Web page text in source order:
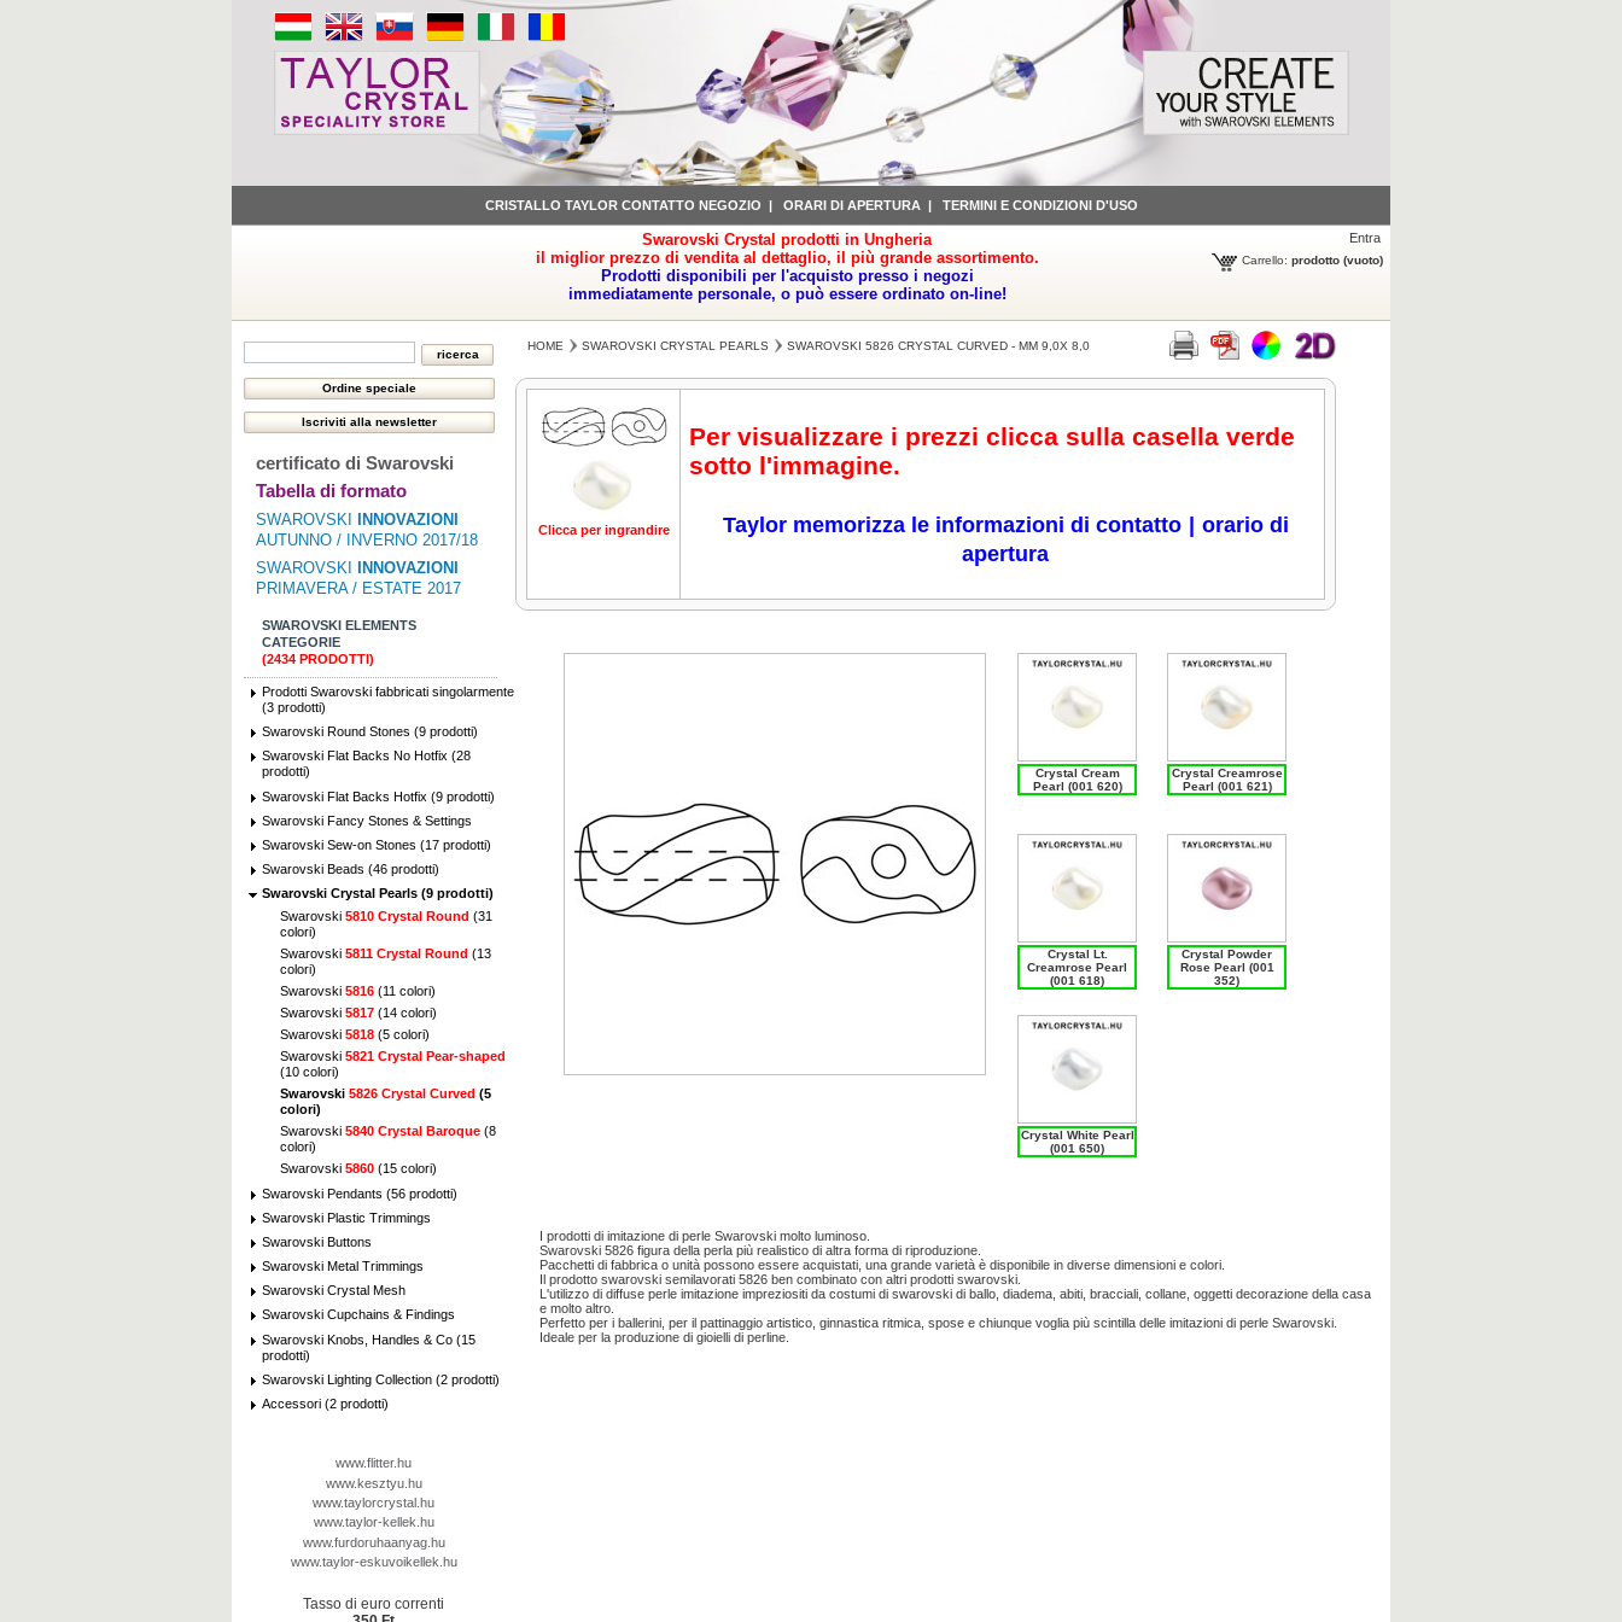
CRISTALLO TAYLOR CONTATTO NEGOZIO | ORARI DI APERTURA | TERMINI E CONDIZIONI D'USO
Swarovski Crystal prodotti in Ungheria
il miglior prezzo di vendita al dettaglio, il più grande assortimento.
Prodotti disponibili per l'acquisto presso i negozi
immediatamente personale, o può essere ordinato on-line!
Entra
Carrello: prodotto (vuoto)
certificato di Swarovski
Tabella di formato
SWAROVSKI
INNOVAZIONI
AUTUNNO / INVERNO 2017/18
SWAROVSKI
INNOVAZIONI
PRIMAVERA / ESTATE 2017
SWAROVSKI ELEMENTS
CATEGORIE
(2434 PRODOTTI)
Prodotti Swarovski fabbricati singolarmente
(3 prodotti)
Swarovski Round Stones (9 prodotti)
Swarovski Flat Backs No Hotfix (28
prodotti)
Swarovski Flat Backs Hotfix (9 prodotti)
Swarovski Fancy Stones & Settings
Swarovski Sew-on Stones (17 prodotti)
Swarovski Beads (46 prodotti)
Swarovski Crystal Pearls (9 prodotti)
Swarovski 5810 Crystal Round (31
colori)
Swarovski 5811 Crystal Round (13
colori)
Swarovski 5816 (11 colori)
Swarovski 5817 (14 colori)
Swarovski 5818 (5 colori)
Swarovski 5821 Crystal Pear-shaped
(10 colori)
Swarovski 5826 Crystal Curved (5
colori)
Swarovski 5840 Crystal Baroque (8
colori)
Swarovski 5860 (15 colori)
Swarovski Pendants (56 prodotti)
Swarovski Plastic Trimmings
Swarovski Buttons
Swarovski Metal Trimmings
Swarovski Crystal Mesh
Swarovski Cupchains & Findings
Swarovski Knobs, Handles & Co (15
prodotti)
Swarovski Lighting Collection (2 prodotti)
Accessori (2 prodotti)
www.flitter.hu
www.kesztyu.hu
www.taylorcrystal.hu
www.taylor-kellek.hu
www.furdoruhaanyag.hu
www.taylor-eskuvoikellek.hu
Tasso di euro correnti
HOME SWAROVSKI CRYSTAL PEARLS SWAROVSKI 5826 CRYSTAL CURVED - MM 9,0X 8,0
Clicca per ingrandire Clicca per ingrandireClicca per ingrandire Clicca per ingrandire Clicca per ingrandire
Per visualizzare i prezzi clicca sulla casella verde
sotto l'immagine.
Taylor memorizza le informazioni di contatto
orario di
apertura
Crystal Cream
Pearl (001 620)
Crystal Creamrose
Pearl (001 621)
Crystal Lt.
Creamrose Pearl
(001 618)
Crystal Powder
Rose Pearl (001
352)
Crystal White Pearl
(001 650)
I prodotti di imitazione di perle Swarovski molto luminoso.
Swarovski 5826 figura della perla più realistico di altra forma di riproduzione.
Pacchetti di fabbrica o unità possono essere acquistati, una grande varietà è disponibile in diverse dimensioni e colori.
Il prodotto swarovski semilavorati 5826 ben combinato con altri prodotti swarovski.
L'utilizzo di diffuse perle imitazione impreziositi da costumi di swarovski di ballo, diadema, abiti, bracciali, collane, oggetti decorazione della casa
e molto altro.
Perfetto per i ballerini, per il pattinaggio artistico, ginnastica ritmica, spose e chiunque voglia più scintilla delle imitazioni di perle Swarovski.
Ideale per la produzione di gioielli di perline.